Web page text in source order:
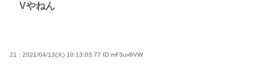
Vやねん
21 : 2021/04/13(火) 10:13:03.77 ID:mF3uv8VW